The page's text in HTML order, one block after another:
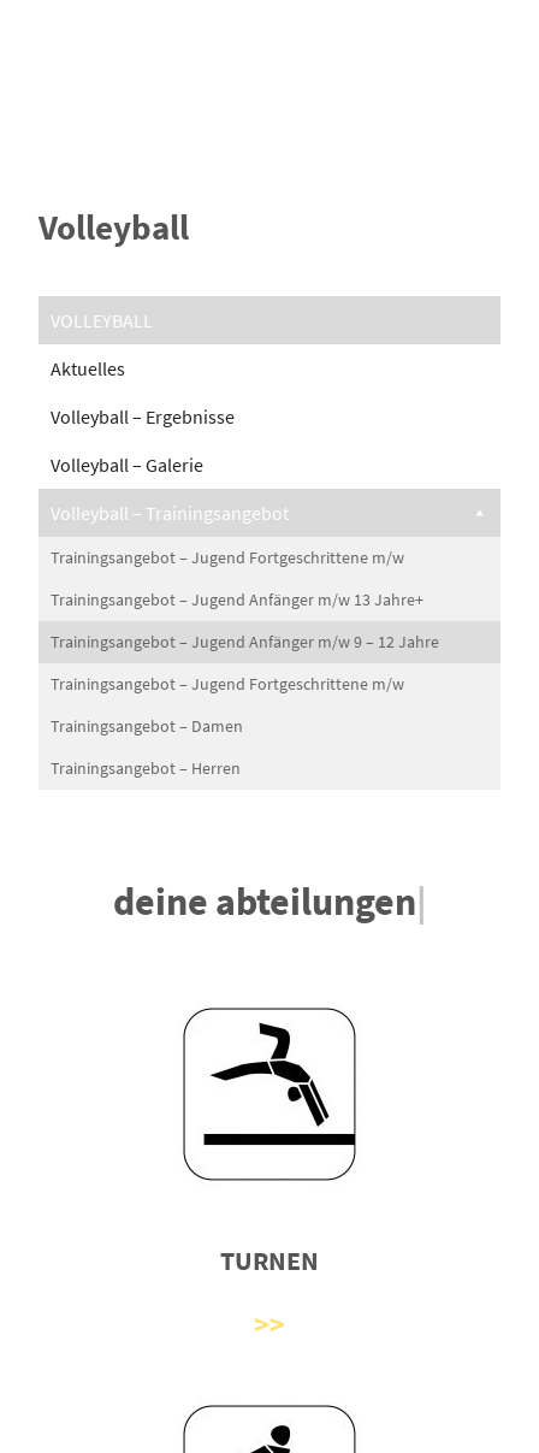
Volleyball
VOLLEYBALL
Aktuelles
Volleyball – Ergebnisse
Volleyball – Galerie
Volleyball – Trainingsangebot
Trainingsangebot – Jugend Fortgeschrittene m/w
Trainingsangebot – Jugend Anfänger m/w 13 Jahre+
Trainingsangebot – Jugend Anfänger m/w 9 – 12 Jahre
Trainingsangebot – Jugend Fortgeschrittene m/w
Trainingsangebot – Damen
Trainingsangebot – Herren
deine abteilungen|
TURNEN